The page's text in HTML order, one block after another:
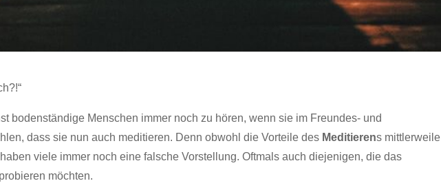
bodenständige Menschen immer noch zu hören, wenn sie im Freundes- und
dass sie nun auch meditieren. Denn obwohl die Vorteile des Meditierens mittlerweile
viele immer noch eine falsche Vorstellung. Oftmals auch diejenigen, die das
möchten.